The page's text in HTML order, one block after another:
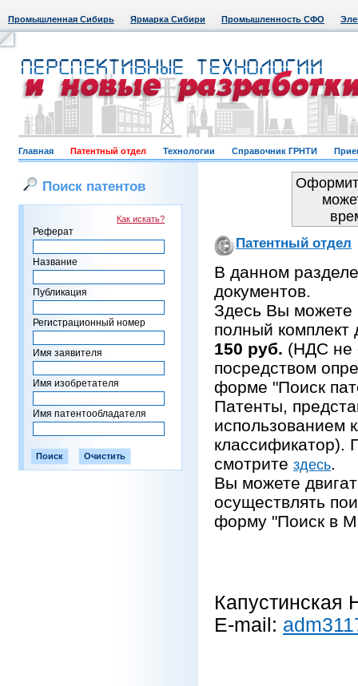
Промышленная Сибирь Ярмарка Сибири Промышленность СФО
Главная Патентный отдел Технологии Справочник ГРНТИ
Поиск патентов
Как искать?
Реферат
Название
Публикация
Регистрационный номер
Имя заявителя
Имя изобретателя
Имя патентообладателя
Патентный отдел
В данном
документов.
Здесь Вы можете
полный комплект
150 руб. (НДС не
посредством
форме "Поиск
Патенты,
использованием
классификатор).
смотрите здесь.
Вы можете
осуществлять
форму "Поиск в
Капустинская
E-mail: